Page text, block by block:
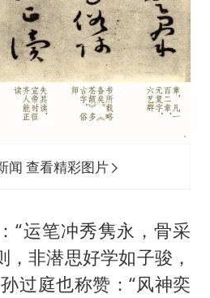
闻 查看精彩图片
“运笔冲秀隽永，骨采
非潜思好学如子骏，
过庭也称赞：“风神奕